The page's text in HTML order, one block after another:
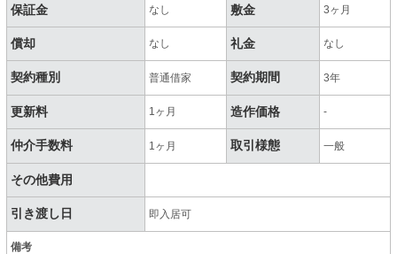
保証金 なし 敷金 3ヶ月
償却 なし 礼金 なし
契約種別 普通借家 契約期間 3年
更新料 1ヶ月 造作価格 -
仲介手数料 1ヶ月 取引様態 一般
その他費用
引き渡し日 即入居可
備考